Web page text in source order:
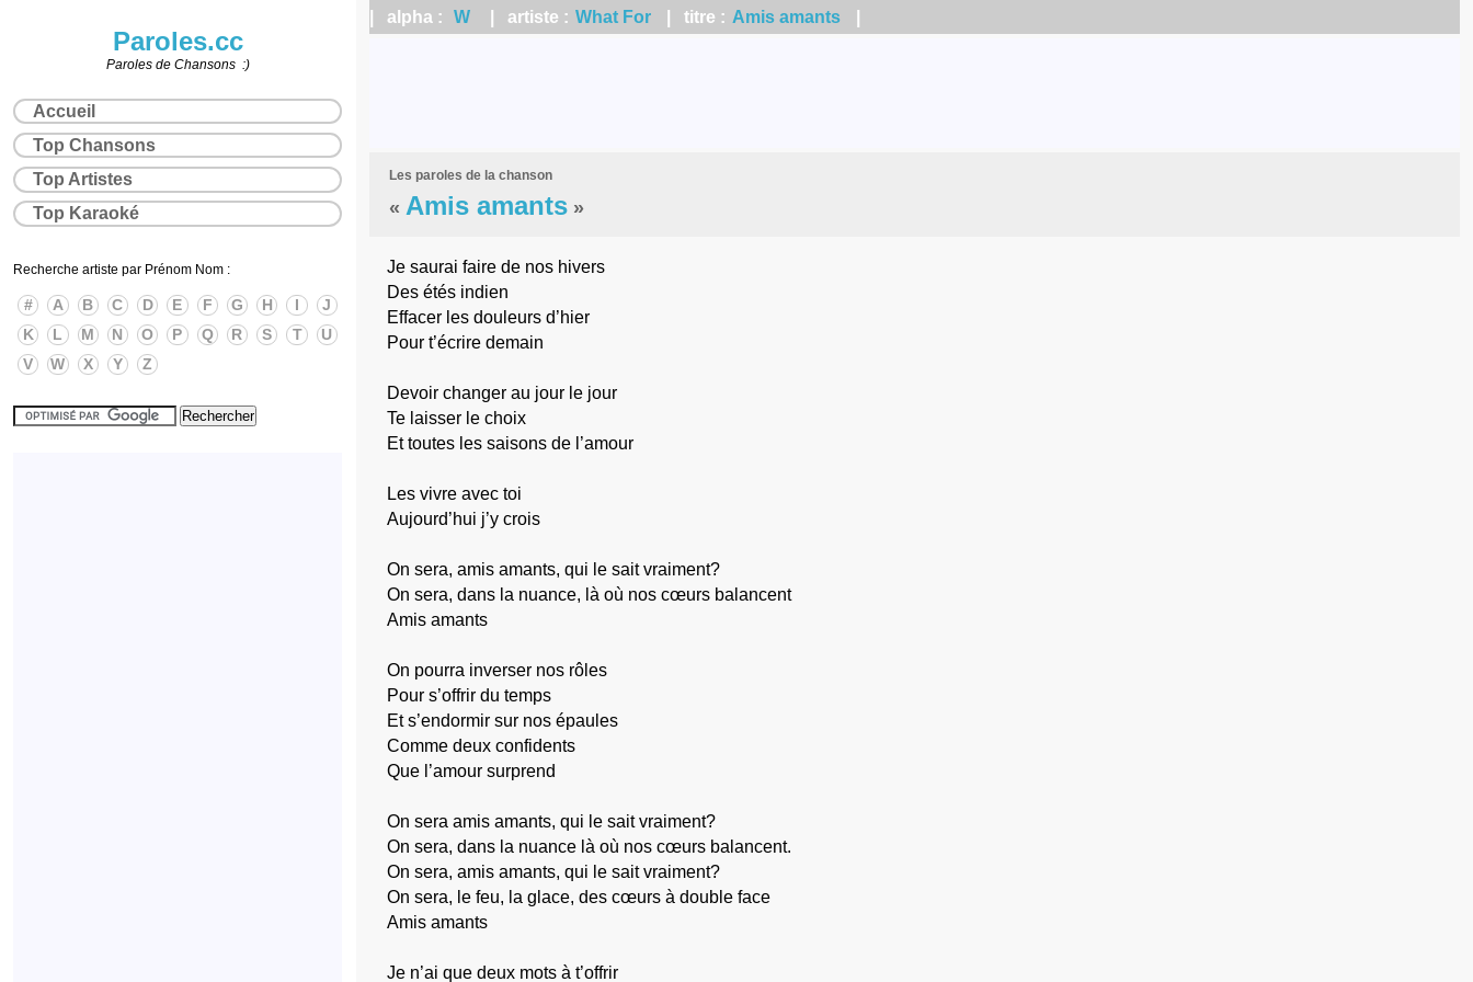
| alpha : W | artiste : What For | titre : Amis amants
Les paroles de la chanson
« Amis amants »
Je saurai faire de nos hivers
Des étés indien
Effacer les douleurs d’hier
Pour t’écrire demain
Devoir changer au jour le jour
Te laisser le choix
Et toutes les saisons de l’amour
Les vivre avec toi
Aujourd’hui j’y crois
On sera, amis amants, qui le sait vraiment?
On sera, dans la nuance, là où nos cœurs balancent
Amis amants
On pourra inverser nos rôles
Pour s’offrir du temps
Et s’endormir sur nos épaules
Comme deux confidents
Que l’amour surprend
On sera amis amants, qui le sait vraiment?
On sera, dans la nuance là où nos cœurs balancent.
On sera, amis amants, qui le sait vraiment?
On sera, le feu, la glace, des cœurs à double face
Amis amants
Je n’ai que deux mots à t’offrir
Paroles.cc
Paroles de Chansons :)
Accueil
Top Chansons
Top Artistes
Top Karaoké
Recherche artiste par Prénom Nom :
# A B C D E F G H I
J
K
L M N O P Q R S T
U
V
W X Y Z